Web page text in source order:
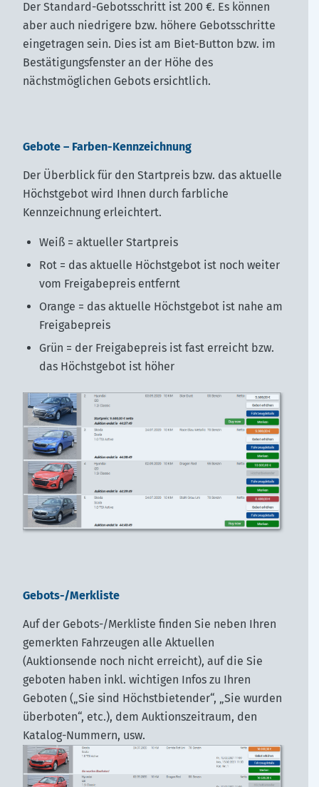
Der Standard-Gebotsschritt ist 200 €. Es können
aber auch niedrigere bzw. höhere Gebotsschritte
eingetragen sein. Dies ist am Biet-Button bzw. im
Bestätigungsfenster an der Höhe des
nächstmöglichen Gebots ersichtlich.
Gebote – Farben-Kennzeichnung
Der Überblick für den Startpreis bzw. das aktuelle
Höchstgebot wird Ihnen durch farbliche
Kennzeichnung erleichtert.
Weiß = aktueller Startpreis
Rot = das aktuelle Höchstgebot ist noch weiter
vom Freigabepreis entfernt
Orange = das aktuelle Höchstgebot ist nahe am
Freigabepreis
Grün = der Freigabepreis ist fast erreicht bzw.
das Höchstgebot ist höher
Gebots-/Merkliste
Auf der Gebots-/Merkliste finden Sie neben Ihren
gemerkten Fahrzeugen alle Aktuellen
(Auktionsende noch nicht erreicht), auf die Sie
geboten haben inkl. wichtigen Infos zu Ihren
Geboten („Sie sind Höchstbietender“, „Sie wurden
überboten“, etc.), dem Auktionszeitraum, den
Katalog-Nummern, usw.
Kennen Sie unseren
Newsletter?
Ich möchte zukünftig über aktuelle Auktionstermine
JETZT anmelden und informiert bleiben!